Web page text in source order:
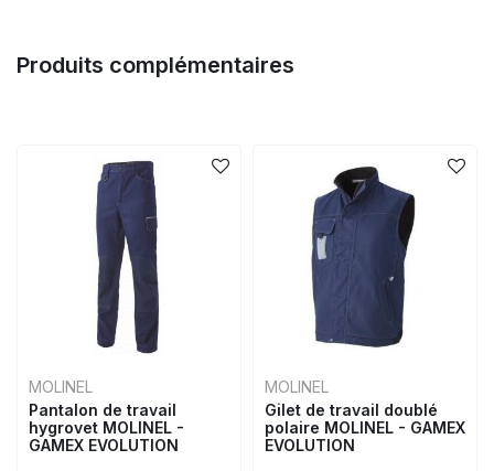
Produits complémentaires
MOLINEL
Pantalon de travail
hygrovet MOLINEL -
GAMEX EVOLUTION
MOLINEL
Gilet de travail doublé
polaire MOLINEL - GAMEX
EVOLUTION